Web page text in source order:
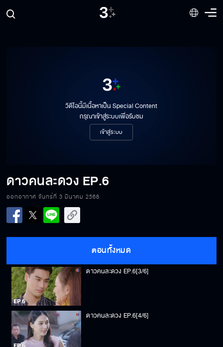
วิดีโอนี้มีเนื้อหาเป็น Special Content
กรุณาเข้าสู่ระบบเพื่อรับชม
เข้าสู่ระบบ
ดาวคนละดวง EP.6
ออกอากาศ จันทร์ที่ 3 มีนาคม 2568
ตอนทั้งหมด
ดาวคนละดวง EP.6[1/6]
ดาวคนละดวง EP.6[3/6]
ดาวคนละดวง EP.6[4/6]